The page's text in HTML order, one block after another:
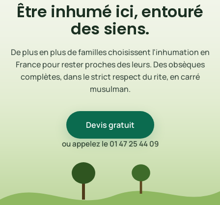
Être inhumé ici, entouré
des siens.
De plus en plus de familles choisissent l'inhumation en
France pour rester proches des leurs. Des obsèques
complètes, dans le strict respect du rite, en carré
musulman.
Devis gratuit
ou appelez le 01 47 25 44 09